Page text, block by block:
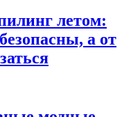
летом:
а от